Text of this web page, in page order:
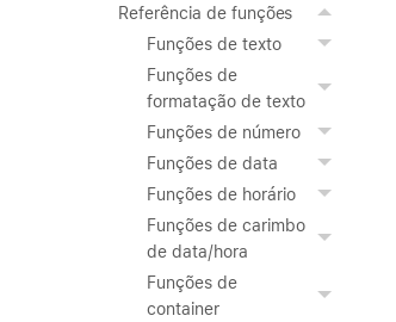
Referência de funções
Funções de texto
Funções de
formatação de texto
Funções de número
Funções de data
Funções de horário
Funções de carimbo
de data/hora
Funções de
container